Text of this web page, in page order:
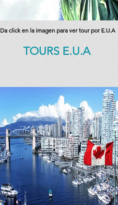
Da click en la imagen para ver tour por E.U.A
TOURS E.U.A